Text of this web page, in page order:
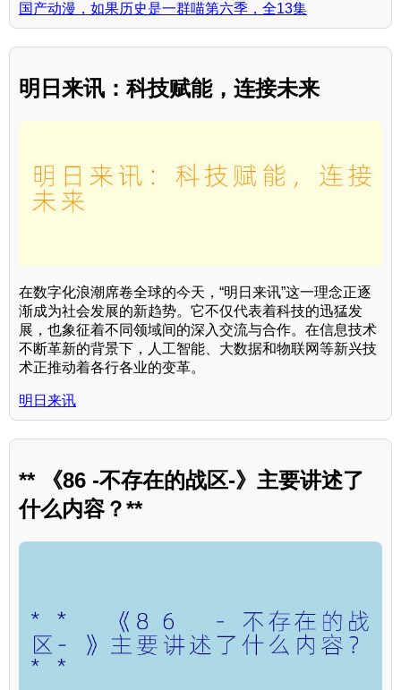
国产动漫，如果历史是一群喵第六季，全13集
明日来讯：科技赋能，连接未来
在数字化浪潮席卷全球的今天，“明日来讯”这一理念正逐
渐成为社会发展的新趋势。它不仅代表着科技的迅猛发
展，也象征着不同领域间的深入交流与合作。在信息技术
不断革新的背景下，人工智能、大数据和物联网等新兴技
术正推动着各行各业的变革。
明日来讯
** 《86 -不存在的战区-》主要讲述了
什么内容？**